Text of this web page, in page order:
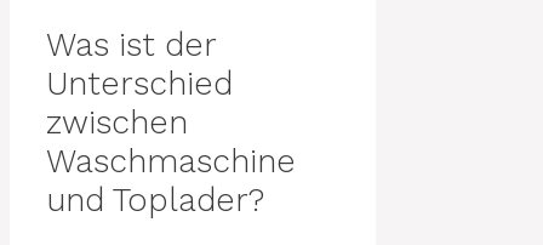
Was ist der
Unterschied
zwischen
Waschmaschine
und Toplader?